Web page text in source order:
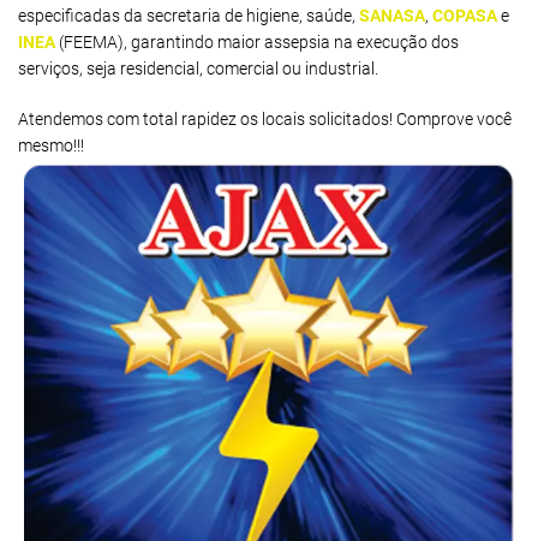
especificadas da secretaria de higiene, saúde, SANASA, COPASAe
INEA (FEEMA), garantindo maior assepsia na execução dos
serviços, seja residencial, comercial ou industrial.
Atendemos com total rapidez os locais solicitados! Comprove você
mesmo!!!